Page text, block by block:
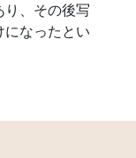
り、その後写
になったとい